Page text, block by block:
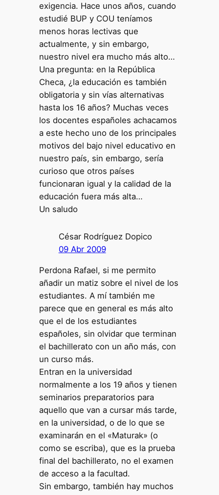
exigencia. Hace unos años, cuando
estudié BUP y COU teníamos
menos horas lectivas que
actualmente, y sin embargo,
nuestro nivel era mucho más alto…
Una pregunta: en la República
Checa, ¿la educación es también
obligatoria y sin vías alternativas
hasta los 16 años? Muchas veces
los docentes españoles achacamos
a este hecho uno de los principales
motivos del bajo nivel educativo en
nuestro país, sin embargo, sería
curioso que otros países
funcionaran igual y la calidad de la
educación fuera más alta…
Un saludo
César Rodríguez Dopico
09 Abr 2009
Perdona Rafael, si me permito
añadir un matiz sobre el nivel de los
estudiantes. A mí también me
parece que en general es más alto
que el de los estudiantes
españoles, sin olvidar que terminan
el bachillerato con un año más, con
un curso más.
Entran en la universidad
normalmente a los 19 años y tienen
seminarios preparatorios para
aquello que van a cursar más tarde,
en la universidad, o de lo que se
examinarán en el «Maturak» (o
como se escriba), que es la prueba
final del bachillerato, no el examen
de acceso a la facultad.
Sin embargo, también hay muchos